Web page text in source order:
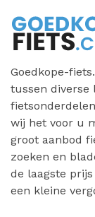
Goedkope-
tussen diverse
wij het voor u
groot aanbod
zoeken en
de laagste
een kleine